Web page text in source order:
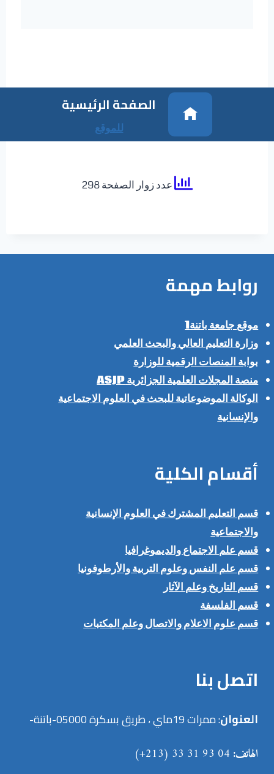
الصفحة الرئيسية
للموقع
عدد زوار الصفحة 298
روابط مهمة
موقع جامعة باتنة1
وزارة التعليم العالي والبحث العلمي
بوابة المنصات الرقمية للوزارة
منصة المجلات العلمية الجزائرية ASJP
الوكالة الموضوعاتية للبحث في العلوم الاجتماعية
والإنسانية
أقسام الكلية
قسم التعليم المشترك في العلوم الإنسانية
والاجتماعية
قسم علم الاجتماع والديموغرافيا
قسم علم النفس وعلوم التربية والأرطوفونيا
قسم التاريخ وعلم الآثار
قسم الفلسفة
قسم علوم الاعلام والاتصال وعلم المكتبات
اتصل بنا
العنوان: ممرات 19ماي ، طريق بسكرة 05000-باتنة-
الهاتف: